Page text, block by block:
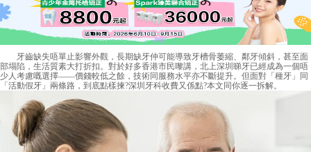
牙齒缺失唔單止影響外觀，長期缺牙仲可能導致牙槽骨萎縮、鄰牙傾斜，甚至面
部塌陷，生活質素大打折扣。對於好多香港市民嚟講，北上深圳睇牙已經成為一個唔
少人考慮嘅選擇——價錢較低之餘，技術同服務水平亦不斷提升。但面對「種牙」同
「活動假牙」兩條路，到底點樣揀?深圳牙科收費又係點?本文同你逐一拆解。